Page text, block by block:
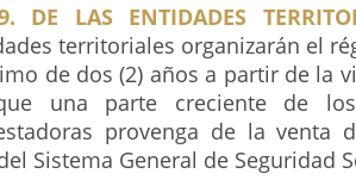
DE LAS ENTIDADES
territoriales organizarán el
de dos (2) años a partir de la
una parte creciente de
provenga de la venta
Sistema General de Seguridad